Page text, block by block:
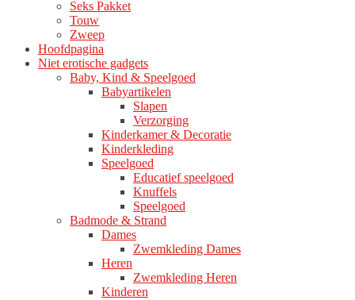
Seks Pakket
Touw
Zweep
Hoofdpagina
Niet erotische gadgets
Baby, Kind & Speelgoed
Babyartikelen
Slapen
Verzorging
Kinderkamer & Decoratie
Kinderkleding
Speelgoed
Educatief speelgoed
Knuffels
Speelgoed
Badmode & Strand
Dames
Zwemkleding Dames
Heren
Zwemkleding Heren
Kinderen